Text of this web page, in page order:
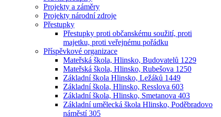
Projekty a záměry
Projekty národní zdroje
Přestupky
Přestupky proti občanskému soužití, proti
majetku, proti veřejnému pořádku
Příspěvkové organizace
Mateřská škola, Hlinsko, Budovatelů 1229
Mateřská škola, Hlinsko, Rubešova 1250
Základní škola Hlinsko, Ležáků 1449
Základní škola, Hlinsko, Resslova 603
Základní škola, Hlinsko, Smetanova 403
Základní umělecká škola Hlinsko, Poděbradovo
náměstí 305